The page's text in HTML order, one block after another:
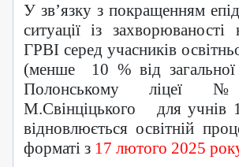
Узв’язку з покращенням
ситуації із
ГРВІ серед учасників
(менше
10 % від
Полонському ліцеї
М.Свінціцького
для учнів
відновлюється освітній
форматі з 17 лютого 2025